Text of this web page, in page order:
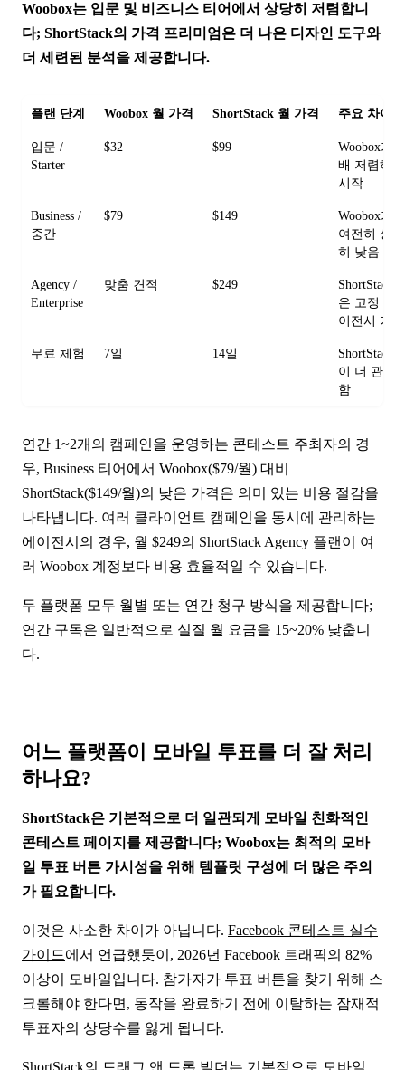
Woobox는 입문 및 비즈니스 티어에서 상당히 저렴합니
다; ShortStack의 가격 프리미엄은 더 나은 디자인 도구와
더 세련된 분석을 제공합니다.
플랜 단계 Woobox 월 가격 ShortStack 월 가격 주요 차이점
입문 /
Starter
$32 $99
Woobox가 3
배 저렴하게
시작
Business /
중간
$79 $149
Woobox가
여전히 상당
히 낮음
Agency /
Enterprise
맞춤 견적 $249
ShortStack
은 고정 에
이전시 가격
무료 체험 7일 14일
ShortStack
이 더 관대
함
연간 1~2개의 캠페인을 운영하는 콘테스트 주최자의 경
우, Business 티어에서 Woobox($79/월) 대비
ShortStack($149/월)의 낮은 가격은 의미 있는 비용 절감을
나타냅니다. 여러 클라이언트 캠페인을 동시에 관리하는
에이전시의 경우, 월 $249의 ShortStack Agency 플랜이 여
러 Woobox 계정보다 비용 효율적일 수 있습니다.
두 플랫폼 모두 월별 또는 연간 청구 방식을 제공합니다;
연간 구독은 일반적으로 실질 월 요금을 15~20% 낮춥니
다.
어느 플랫폼이 모바일 투표를 더 잘 처리
하나요?
ShortStack은 기본적으로 더 일관되게 모바일 친화적인
콘테스트 페이지를 제공합니다; Woobox는 최적의 모바
일 투표 버튼 가시성을 위해 템플릿 구성에 더 많은 주의
가 필요합니다.
이것은 사소한 차이가 아닙니다. Facebook 콘테스트 실수
가이드에서 언급했듯이, 2026년 Facebook 트래픽의 82%
이상이 모바일입니다. 참가자가 투표 버튼을 찾기 위해 스
크롤해야 한다면, 동작을 완료하기 전에 이탈하는 잠재적
투표자의 상당수를 잃게 됩니다.